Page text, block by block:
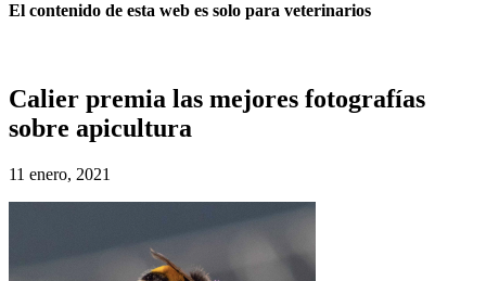
El contenido de esta web es solo para veterinarios
Calier premia las mejores fotografías
sobre apicultura
11 enero, 2021